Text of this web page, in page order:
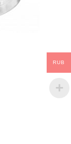
RUB